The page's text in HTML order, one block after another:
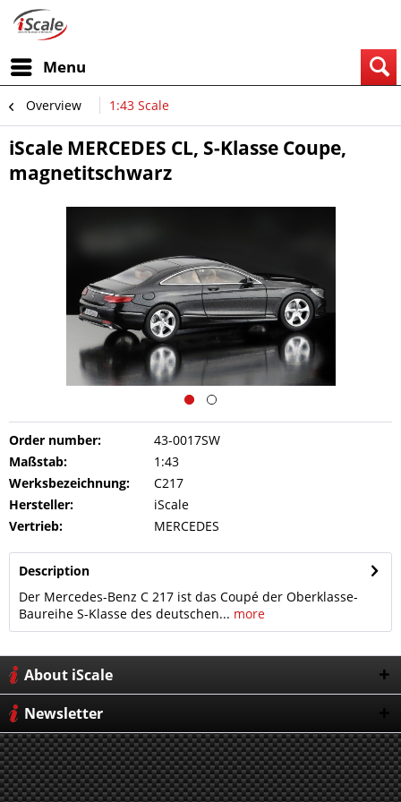
Menu
Overview 1:43 Scale
iScale MERCEDES CL, S-Klasse Coupe,
magnetitschwarz
Order number:
43-0017SW
Maßstab:
1:43
Werksbezeichnung:
C217
Hersteller:
iScale
Vertrieb:
MERCEDES
Description
Der Mercedes-Benz C 217 ist das Coupé der Oberklasse-
Baureihe S-Klasse des deutschen... more
About iScale
Newsletter